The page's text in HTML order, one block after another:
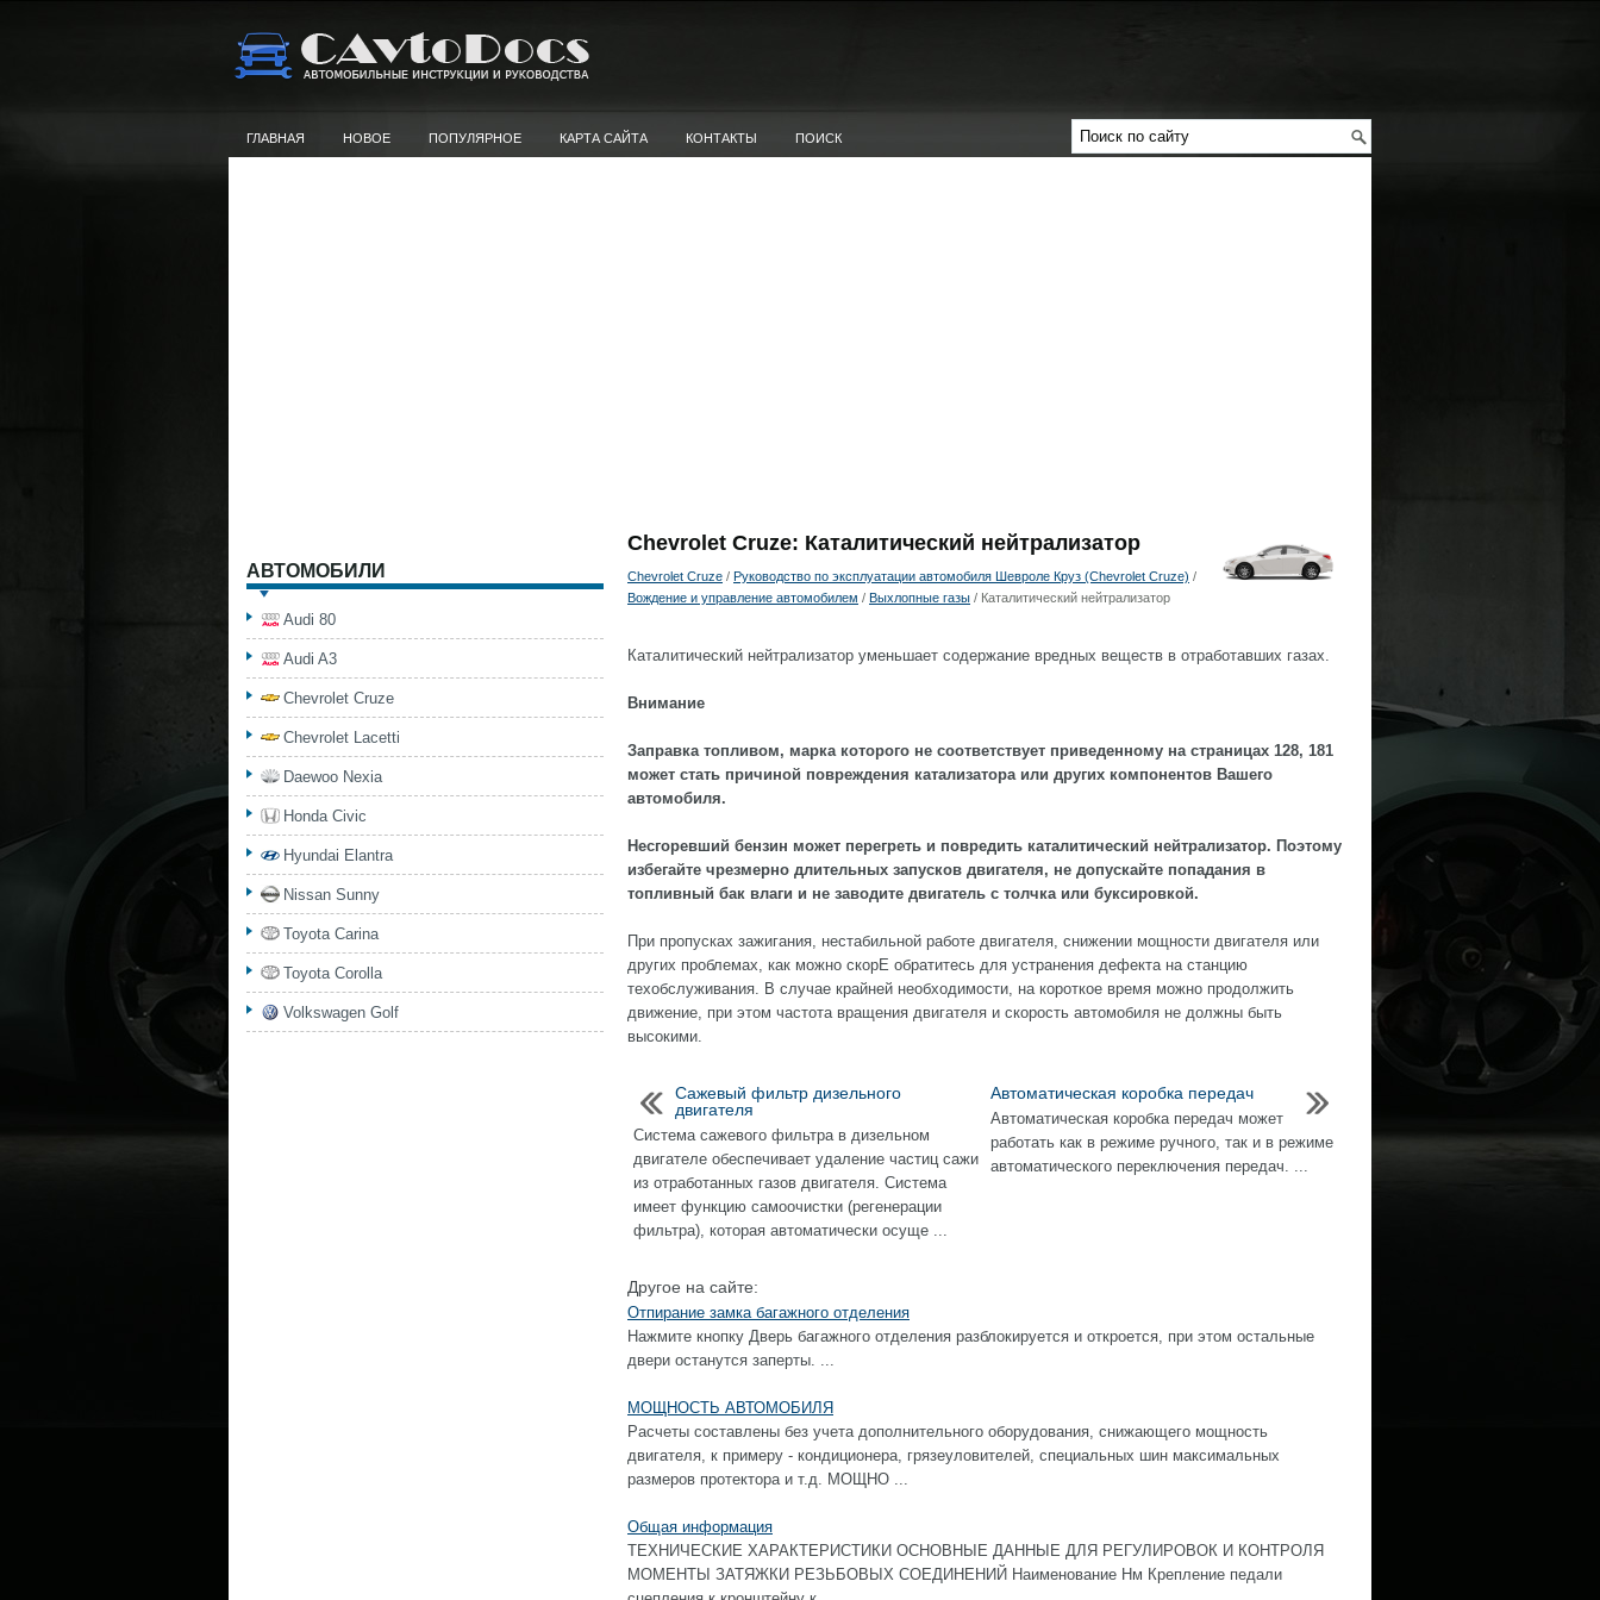
ГЛАВНАЯ НОВОЕ ПОПУЛЯРНОЕ КАРТА САЙТА КОНТАКТЫ ПОИСК
Chevrolet Cruze: Каталитический нейтрализатор
Chevrolet Cruze / Руководство по эксплуатации автомобиля Шевроле Круз (Chevrolet Cruze) /
Вождение и управление автомобилем / Выхлопные газы / Каталитический нейтрализатор
Каталитический нейтрализатор уменьшает содержание вредных веществ в отработавших газах.
Внимание
Заправка топливом, марка которого не соответствует приведенному на страницах 128, 181
может стать причиной повреждения катализатора или других компонентов Вашего
автомобиля.
Несгоревший бензин может перегреть и повредить каталитический нейтрализатор. Поэтому
избегайте чрезмерно длительных запусков двигателя, не допускайте попадания в
топливный бак влаги и не заводите двигатель с толчка или буксировкой.
При пропусках зажигания, нестабильной работе двигателя, снижении мощности двигателя или
других проблемах, как можно скорЕ обратитесь для устранения дефекта на станцию
техобслуживания. В случае крайней необходимости, на короткое время можно продолжить
движение, при этом частота вращения двигателя и скорость автомобиля не должны быть
высокими.
Сажевый фильтр дизельного
двигателя
Система сажевого фильтра в дизельном
двигателе обеспечивает удаление частиц сажи
из отработанных газов двигателя. Система
имeeт функцию самоочистки (регенерации
фильтра), которая автоматически осуще ...
Автоматическая коробка передач
Автоматическая коробка передач может
работать как в режиме ручного, так и в режиме
автоматического переключения передач. ...
Другое на сайте:
Отпирание замка багажного отделения
Нажмите кнопку Дверь багажного отделения разблокируется и откроется, при этом остальные
двери останутся заперты. ...
МОЩНОСТЬ АВТОМОБИЛЯ
Расчеты составлены без учета дополнительного оборудования, снижающего мощность
двигателя, к примеру - кондиционера, грязеуловителей, специальных шин максимальных
размеров протектора и т.д. МОЩНО ...
Общая информация
ТЕХНИЧЕСКИЕ ХАРАКТЕРИСТИКИ ОСНОВНЫЕ ДАННЫЕ ДЛЯ РЕГУЛИРОВОК И КОНТРОЛЯ
МОМЕНТЫ ЗАТЯЖКИ РЕЗЬБОВЫХ СОЕДИНЕНИЙ Наименование Нм Крепление педали
АВТОМОБИЛИ
Audi 80
Audi A3
Chevrolet Cruze
Chevrolet Lacetti
Daewoo Nexia
Honda Civic
Hyundai Elantra
Nissan Sunny
Toyota Carina
Toyota Corolla
Volkswagen Golf